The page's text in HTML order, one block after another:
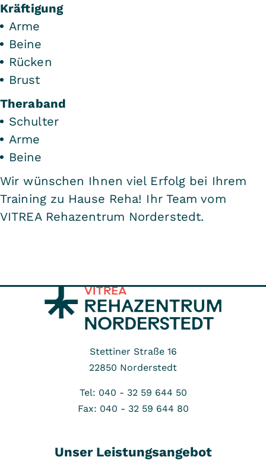
Kräftigung
Arme
Beine
Rücken
Brust
Theraband
Schulter
Arme
Beine
Wir wünschen Ihnen viel Erfolg bei Ihrem
Training zu Hause Reha! Ihr Team vom
VITREA Rehazentrum Norderstedt.
Stettiner Straße 16
22850 Norderstedt
Tel: 040 - 32 59 644 50
Fax: 040 - 32 59 644 80
Unser Leistungsangebot